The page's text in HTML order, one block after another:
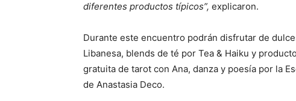
diferentes productos típicos”, explicaron.
Durante este encuentro podrán disfrutar de
Libanesa, blends de té por Tea & Haiku y
gratuita de tarot con Ana, danza y poesía por la
de Anastasia Deco.